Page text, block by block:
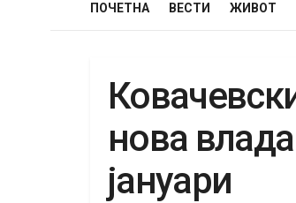
ПОЧЕТНА ВЕСТИ ЖИВОТ
нова
јануари